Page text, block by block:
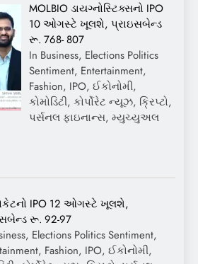
MOLBIO ડાયગ્નોસ્ટિક્સનો IPO
10 ઓગસ્ટે ખૂલશે, પ્રાઇસબેન્ડ
રૂ. 768- 807
In Business, Elections Politics
Sentiment, Entertainment,
Fashion, IPO, ઈકોનોમી,
કોમોડિટી, કોર્પોરેટ ન્યૂઝ, ક્રિપ્ટો,
પર્સનલ ફાઇનાન્સ, મ્યુચ્યુઅલ
IPO 12 ઓગસ્ટે ખૂલશે,
રૂ. 92-97
Elections Politics Sentiment,
Fashion, IPO, ઈકોનોમી,